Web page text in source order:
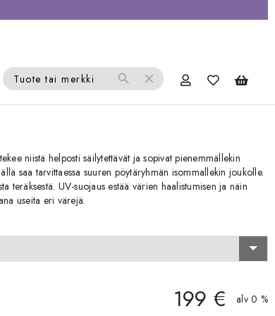
Tuote tai merkki search close
niistä helposti säilytettävät ja sopivat pienemmällekin
saa tarvittaessa suuren pöytäryhmän isommallekin joukolle.
teräksestä. UV-suojaus estää värien haalistumisen ja näin
useita eri värejä.
199 € alv 0 %